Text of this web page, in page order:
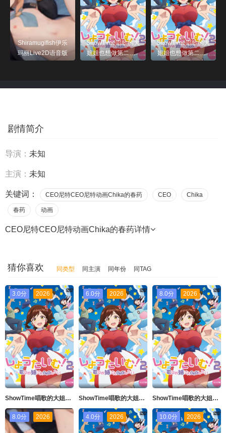
Shiramugifish伊乐
玛丽Live2D语音版
ShowTime唱歌的大
姐姐也想做第二季_
ShowTime唱歌的大
姐姐也想做第二季_
剧情简介
导演： 未知
主演： 未知
关键词： CEO尼特CEO尼特动画Chika的春药 CEO Chika
春药 动画
CEO尼特CEO尼特动画Chika的春药详情
猜你喜欢 同类型 同主演 同年份 同TAG
3.0分 2026
ShowTime唱歌的大姐姐也想做第二季_第04集
6.0分 2026
ShowTime唱歌的大姐姐也想做第二季_第02集
8.0分 2026
ShowTime唱歌的大姐姐也想做第二季_第01集
8.0分 2026 4.0分 2026 10.0分 2026